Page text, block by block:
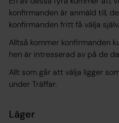
konfirmanden är anmäld till,
konfirmanden fritt få välja själv.
Alltså kommer konfirmanden
hen är intresserad av på de
Allt som går att välja ligger
under Träffar.
Läger